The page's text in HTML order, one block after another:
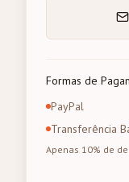
Formas de
PayPal
Transferência
Apenas 10% de